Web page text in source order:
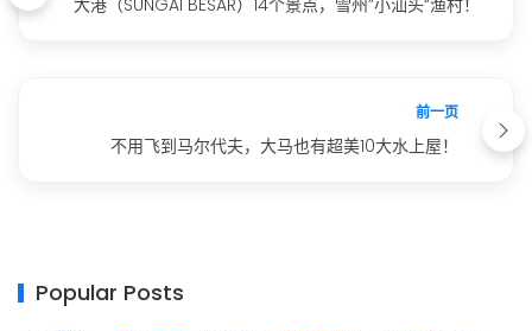
大港（SUNGAI BESAR）14个景点，雪州”小汕头“渔村！
前一页
不用飞到马尔代夫，大马也有超美10大水上屋！
Popular Posts